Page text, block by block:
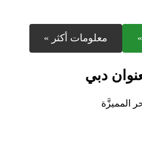
معلومات أكثر »
دبي